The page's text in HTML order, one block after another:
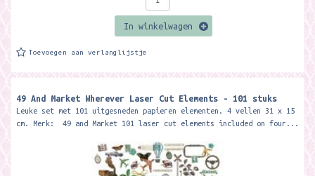
In winkelwagen
Toevoegen aan verlanglijstje
49 And Market Wherever Laser Cut Elements - 101 stuks
Leuke set met 101 uitgesneden papieren elementen. 4 vellen 31 x 15
cm. Merk: 49 and Market 101 laser cut elements included on four...